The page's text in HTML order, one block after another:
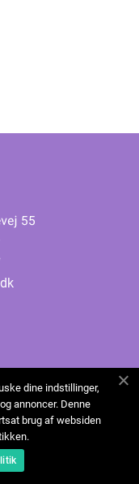
dine indstillinger,
annoncer. Denne
brug af websiden